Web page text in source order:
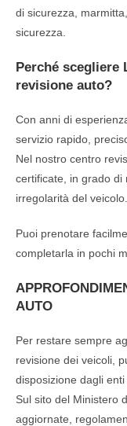
di sicurezza,
sicurezza.
Perché scegliere
revisione auto?
Con anni di
servizio rapido,
Nel nostro centro
certificate, in grado di
irregolarità del veicolo.
Puoi prenotare
completarla in pochi
AUTO
Per restare sempre
revisione dei veicoli,
disposizione dagli enti
Sul sito del Ministero
aggiornate,